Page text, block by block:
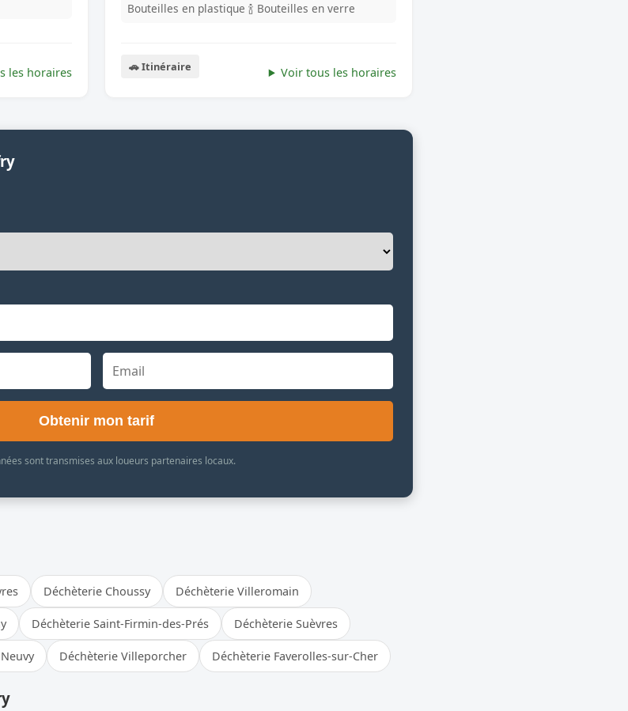
les horaires
Bouteilles en plastique 🍾 Bouteilles en verre
🚗 Itinéraire Voir tous les horaires
Obtenir mon tarif
sont transmises aux loueurs partenaires locaux.
Déchèterie Choussy Déchèterie Villeromain
Déchèterie Saint-Firmin-des-Prés Déchèterie Suèvres
Déchèterie Villeporcher Déchèterie Faverolles-sur-Cher